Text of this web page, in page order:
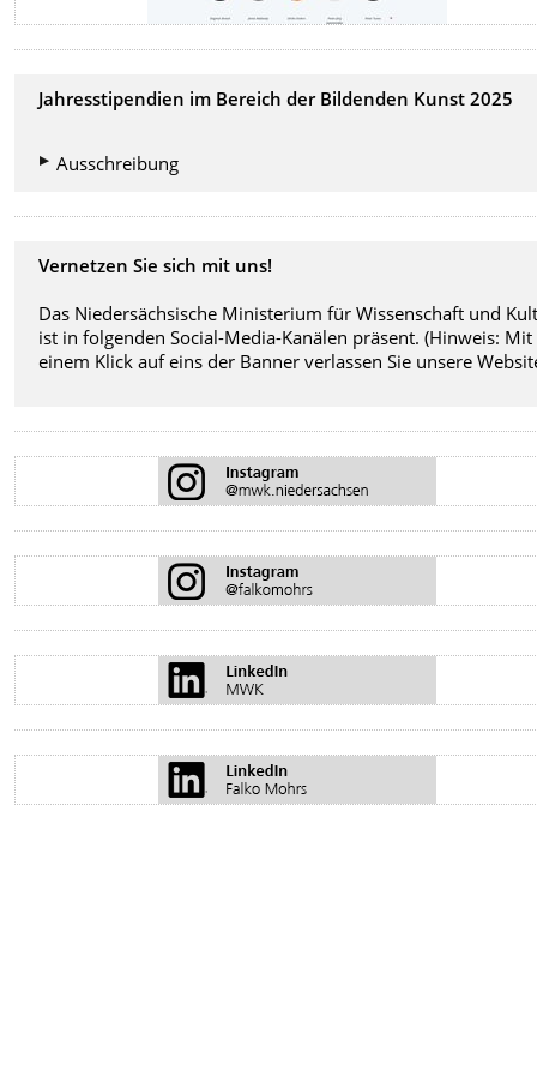
Jahresstipendien im Bereich der Bildenden Kunst 2025
Ausschreibung
Vernetzen Sie sich mit uns!
Das Niedersächsische Ministerium für Wissenschaft und
ist in folgenden Social-Media-Kanälen präsent. (Hinweis: Mit
einem Klick auf eins der Banner verlassen Sie unsere